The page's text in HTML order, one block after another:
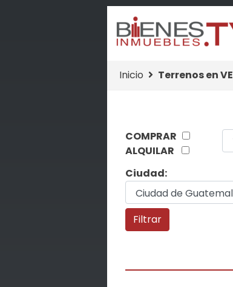
Inicio Terrenos en
COMPRAR
ALQUILAR
Ciudad: